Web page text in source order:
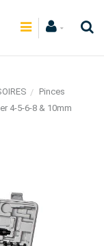
Pinces
4-5-6-8 & 10mm